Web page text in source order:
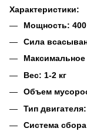
Характеристики:
Мощность:
Сила
Вес: 1-2 кг
Объем
Тип
Система